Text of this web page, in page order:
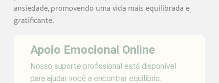
ansiedade, promovendo uma vida mais equilibrada e
gratificante.
Apoio Emocional Online
Nosso suporte profissional está disponível
para ajudar você a encontrar equilíbrio.